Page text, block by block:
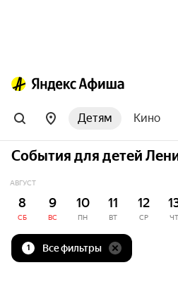
Детям Кино
События для детей
АВГУСТ
8
СБ
9
ВС
10
ПН
11
ВТ
12
СР ЧТ
1 Все фильтры